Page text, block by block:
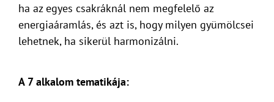
ha az egyes csakráknál nem megfelelő az
energiaáramlás, és azt is, hogy milyen gyümölcsei
lehetnek, ha sikerül harmonizálni.
A 7 alkalom tematikája: